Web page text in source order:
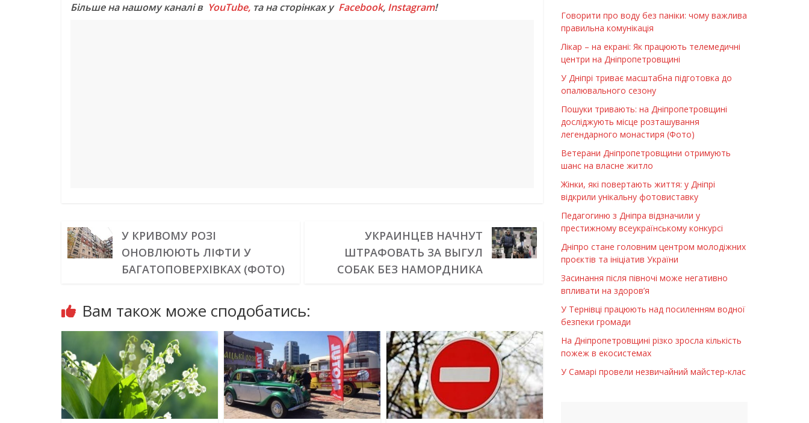
c
n
n
l
a
b
y
s
Більше на нашому каналі в YouTube, та на сторінках у Facebook, Instagram!
У КРИВОМУ РОЗІ
ОНОВЛЮЮТЬ ЛІФТИ У
БАГАТОПОВЕРХІВКАХ (ФОТО)
УКРАИНЦЕВ НАЧНУТ
ШТРАФОВАТЬ ЗА ВЫГУЛ
СОБАК БЕЗ НАМОРДНИКА
Вам також може сподобатись:
Говорити про воду без паніки: чому важлива
правильна комунікація
Лікар – на екрані: Як працюють телемедичні
центри на Дніпропетровщині
У Дніпрі триває масштабна підготовка до
опалювального сезону
Пошуки тривають: на Дніпропетровщині
досліджують місце розташування
легендарного монастиря (Фото)
Ветерани Дніпропетровщини отримують
шанс на власне житло
Жінки, які повертають життя: у Дніпрі
відкрили унікальну фотовиставку
Педагогиню з Дніпра відзначили у
престижному всеукраїнському конкурсі
Дніпро стане головним центром молодіжних
проєктів та ініціатив України
Засинання після півночі може негативно
впливати на здоров’я
У Тернівці працюють над посиленням водної
безпеки громади
На Дніпропетровщині різко зросла кількість
пожеж в екосистемах
У Самарі провели незвичайний майстер-клас